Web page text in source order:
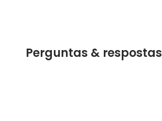
Perguntas & respostas